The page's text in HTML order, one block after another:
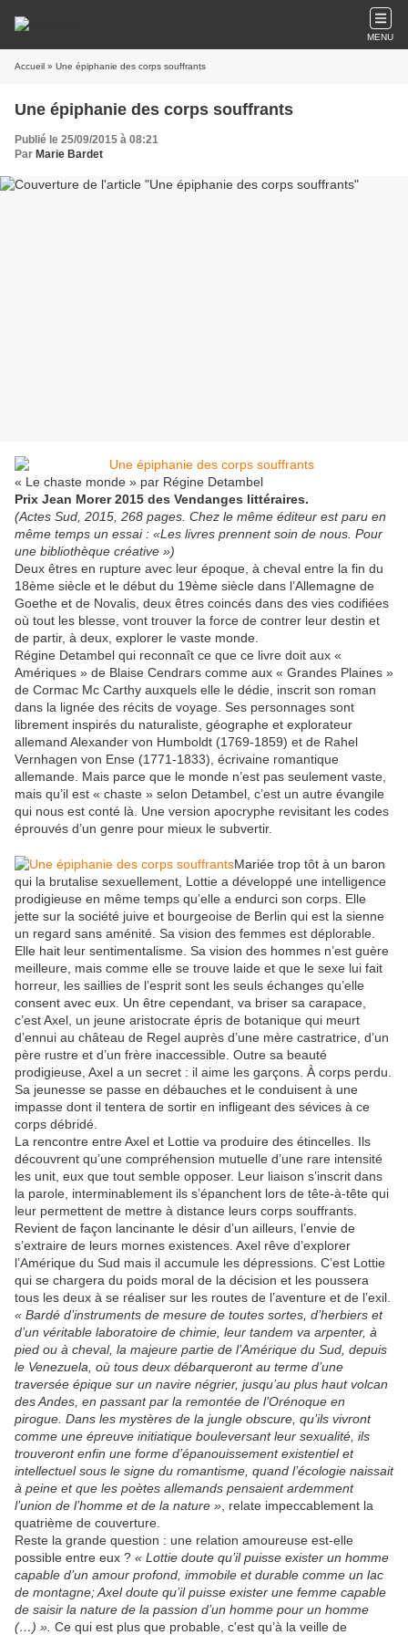
MENU
Accueil » Une épiphanie des corps souffrants
Une épiphanie des corps souffrants
Publié le 25/09/2015 à 08:21
Par Marie Bardet
« Le chaste monde » par Régine Detambel
Prix Jean Morer 2015 des Vendanges littéraires.
(Actes Sud, 2015, 268 pages. Chez le même éditeur est paru en
même temps un essai : «Les livres prennent soin de nous. Pour
une bibliothèque créative »)
Deux êtres en rupture avec leur époque, à cheval entre la fin du
18ème siècle et le début du 19ème siècle dans l’Allemagne de
Goethe et de Novalis, deux êtres coincés dans des vies codifiées
où tout les blesse, vont trouver la force de contrer leur destin et
de partir, à deux, explorer le vaste monde.
Régine Detambel qui reconnaît ce que ce livre doit aux «
Amériques » de Blaise Cendrars comme aux « Grandes Plaines »
de Cormac Mc Carthy auxquels elle le dédie, inscrit son roman
dans la lignée des récits de voyage. Ses personnages sont
librement inspirés du naturaliste, géographe et explorateur
allemand Alexander von Humboldt (1769-1859) et de Rahel
Vernhagen von Ense (1771-1833), écrivaine romantique
allemande. Mais parce que le monde n’est pas seulement vaste,
mais qu’il est « chaste » selon Detambel, c’est un autre évangile
qui nous est conté là. Une version apocryphe revisitant les codes
éprouvés d’un genre pour mieux le subvertir.
Mariée trop tôt à un baron
qui la brutalise sexuellement, Lottie a développé une intelligence
prodigieuse en même temps qu’elle a endurci son corps. Elle
jette sur la société juive et bourgeoise de Berlin qui est la sienne
un regard sans aménité. Sa vision des femmes est déplorable.
Elle hait leur sentimentalisme. Sa vision des hommes n’est guère
meilleure, mais comme elle se trouve laide et que le sexe lui fait
horreur, les saillies de l’esprit sont les seuls échanges qu’elle
consent avec eux. Un être cependant, va briser sa carapace,
c’est Axel, un jeune aristocrate épris de botanique qui meurt
d’ennui au château de Regel auprès d’une mère castratrice, d’un
père rustre et d’un frère inaccessible. Outre sa beauté
prodigieuse, Axel a un secret : il aime les garçons. À corps perdu.
Sa jeunesse se passe en débauches et le conduisent à une
impasse dont il tentera de sortir en infligeant des sévices à ce
corps débridé.
La rencontre entre Axel et Lottie va produire des étincelles. Ils
découvrent qu’une compréhension mutuelle d’une rare intensité
les unit, eux que tout semble opposer. Leur liaison s’inscrit dans
la parole, interminablement ils s’épanchent lors de tête-à-tête qui
leur permettent de mettre à distance leurs corps souffrants.
Revient de façon lancinante le désir d’un ailleurs, l’envie de
s’extraire de leurs mornes existences. Axel rêve d’explorer
l’Amérique du Sud mais il accumule les dépressions. C’est Lottie
qui se chargera du poids moral de la décision et les poussera
tous les deux à se réaliser sur les routes de l’aventure et de l’exil.
« Bardé d’instruments de mesure de toutes sortes, d’herbiers et
d’un véritable laboratoire de chimie, leur tandem va arpenter, à
pied ou à cheval, la majeure partie de l’Amérique du Sud, depuis
le Venezuela, où tous deux débarqueront au terme d’une
traversée épique sur un navire négrier, jusqu’au plus haut volcan
des Andes, en passant par la remontée de l’Orénoque en
pirogue. Dans les mystères de la jungle obscure, qu’ils vivront
comme une épreuve initiatique bouleversant leur sexualité, ils
trouveront enfin une forme d’épanouissement existentiel et
intellectuel sous le signe du romantisme, quand l’écologie naissait
à peine et que les poètes allemands pensaient ardemment
l’union de l’homme et de la nature » , relate impeccablement la
quatrième de couverture.
Reste la grande question : une relation amoureuse est-elle
possible entre eux ? « Lottie doute qu’il puisse exister un homme
capable d’un amour profond, immobile et durable comme un lac
de montagne; Axel doute qu’il puisse exister une femme capable
de saisir la nature de la passion d’un homme pour un homme
(…) ». Ce qui est plus que probable, c'est qu’à la veille de